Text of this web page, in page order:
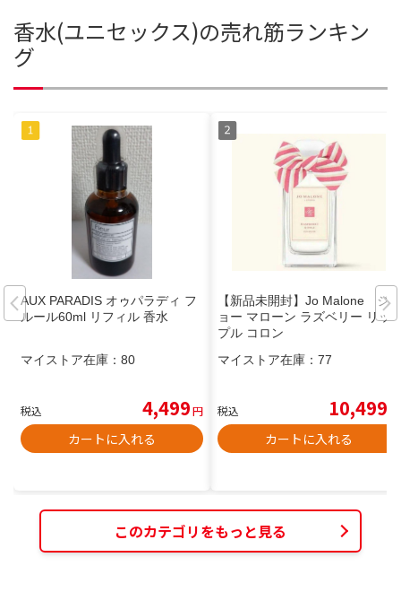
香水(ユニセックス)の売れ筋ランキン
グ
AUX PARADIS オゥパラディ フ
ルール60ml リフィル 香水
マイストア在庫： 80
税込 4,499円
カートに入れる
【新品未開封】Jo Malone ジ
ョー マローン ラズベリー リッ
プル コロン
マイストア在庫： 77
税込 10,499
カートに入れる
このカテゴリをもっと見る